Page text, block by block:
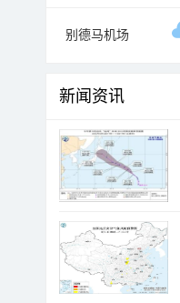
别德马机场
新闻资讯